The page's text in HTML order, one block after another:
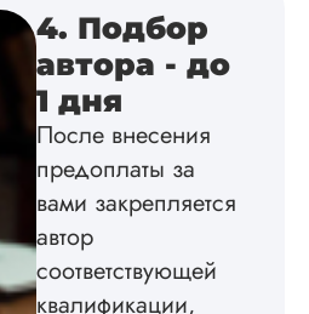
Благодарен.
Вид работы:
Дата:2024-04-29
4. Подбор
автора - до
1 дня
После внесения
предоплаты за
вами закрепляется
автор
соответствующей
квалификации,